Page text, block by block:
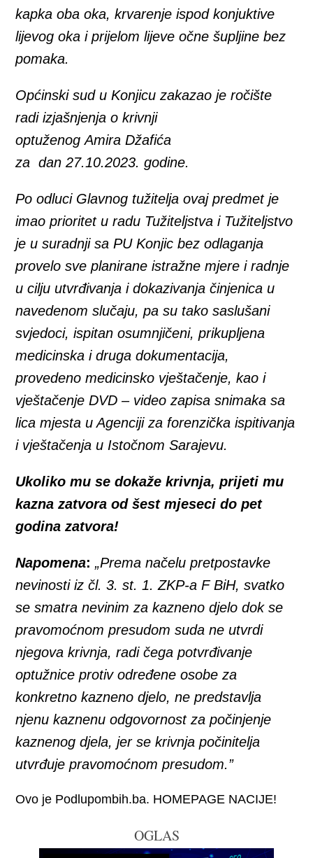
kapka oba oka, krvarenje ispod konjuktive
lijevog oka i prijelom lijeve očne šupljine bez
pomaka.
Općinski sud u Konjicu zakazao je ročište
radiizjašnjenja o krivnji
optuženogAmira Džafića
zadan27.10.2023. godine.
Po odluci Glavnog tužitelja ovaj predmet je
imao prioritet u radu Tužiteljstva i Tužiteljstvo
je u suradnji sa PU Konjic bez odlaganja
provelo sve planirane istražne mjere i radnje
u cilju utvrđivanja i dokazivanja činjenica u
navedenom slučaju, pa su tako saslušani
svjedoci, ispitan osumnjičeni, prikupljena
medicinska i druga dokumentacija,
provedeno medicinsko vještačenje, kao i
vještačenje DVD – video zapisa snimaka sa
lica mjesta u Agenciji za forenzička ispitivanja
i vještačenja u Istočnom Sarajevu.
Ukoliko mu se dokaže krivnja, prijeti mu
kazna zatvora od šest mjeseci do pet
godina zatvora!
Napomena: „Prema načelu pretpostavke
nevinosti iz čl. 3. st. 1. ZKP-a F BiH, svatko
se smatra nevinim za kazneno djelo dok se
pravomoćnom presudom suda ne utvrdi
njegova krivnja, radi čega potvrđivanje
optužnice protiv određene osobe za
konkretno kazneno djelo, ne predstavlja
njenu kaznenu odgovornost za počinjenje
kaznenog djela, jer se krivnja počinitelja
utvrđuje pravomoćnom presudom.”
Ovo je Podlupombih.ba. HOMEPAGE NACIJE!
OGLAS